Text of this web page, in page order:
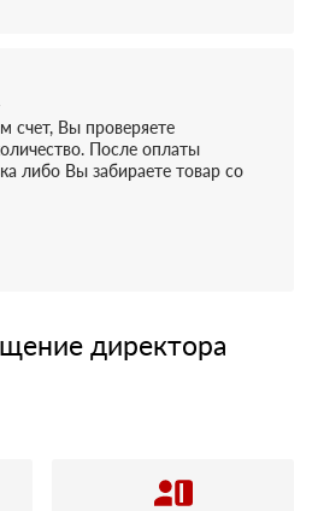
счет, Вы проверяете
После оплаты
либо Вы забираете товар со
директора